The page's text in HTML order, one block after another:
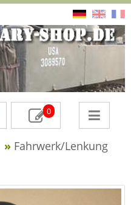
0
» Fahrwerk/Lenkung